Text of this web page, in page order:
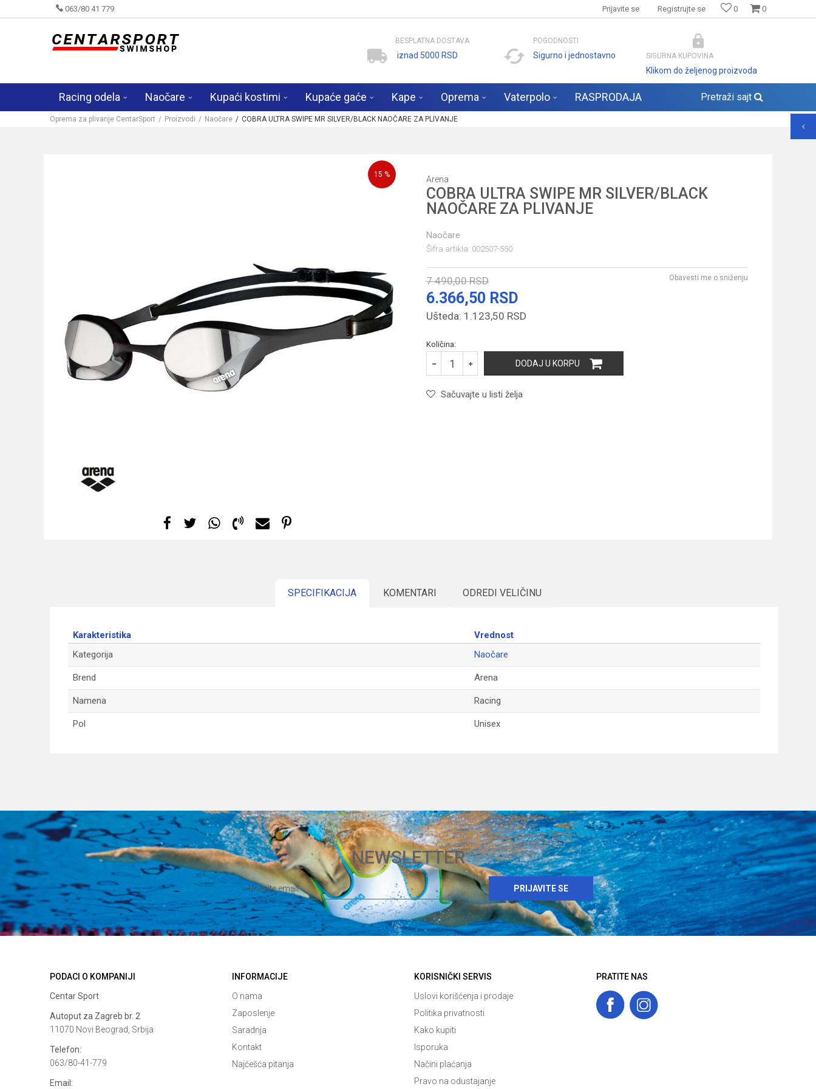
063/80 41 779 0
0
Prijavite se Registrujte se
BESPLATNA DOSTAVA
iznad 5000 RSD
POGODNOSTI
Sigurno i jednostavno SIGURNA KUPOVINA
Klikom do željenog proizvoda
Racing odela Naočare Kupaći kostimi Kupaće gaće Kape Oprema Vaterpolo RASPRODAJA Pretraži sajt
Oprema za plivanje CentarSport Proizvodi Naočare COBRA ULTRA SWIPE MR SILVER/BLACK NAOČARE ZA PLIVANJE
15 % Arena
COBRA ULTRA SWIPE MR SILVER/BLACK
NAOČARE ZA PLIVANJE
Naočare
Šifra artikla: 002507-550
7.490,00 RSD
6.366,50 RSD
Ušteda: 1.123,50 RSD
Obavesti me o sniženju
Količina:
DODAJ U KORPU
Sačuvajte u listi želja
SPECIFIKACIJA KOMENTARI ODREDI VELIČINU
Karakteristika
Vrednost
Kategorija
Naočare
Brend Arena
Namena Racing
Pol Unisex
Anti-spam zaštita - izračunajte koliko je 9 - 4 :
NEWSLETTER
PRIJAVITE SE
PODACI O KOMPANIJI
Centar Sport
Autoput za Zagreb br. 2
11070 Novi Beograd, Srbija
Telefon:
063/80-41-779
Email:
INFORMACIJE
O nama
Zaposlenje
Saradnja
Kontakt
Najčešća pitanja
KORISNIČKI SERVIS
Uslovi korišćenja i prodaje
Politika privatnosti
Kako kupiti
Isporuka
Načini plaćanja
Pravo na odustajanje
PRATITE NAS